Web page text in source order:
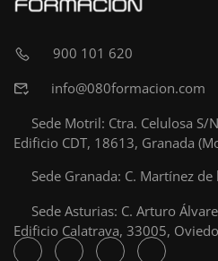
900 101 620
info@080formacion.com
Sede Motril: Ctra. Celulosa S/
Edificio CDT, 18613, Granada
Sede Granada: C. Martínez
Sede Asturias: C. Arturo
Edificio Calatrava, 33005,